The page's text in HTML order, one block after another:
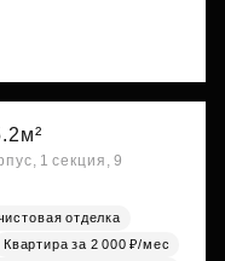
1 секция, 9
отделка
Квартира за 2 000 ₽/мес